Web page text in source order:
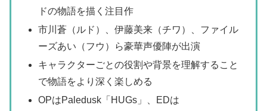
ドの物語を描く注目作
市川蒼（ルド）、伊藤美来（チワ）、ファイル
ーズあい（フウ）ら豪華声優陣が出演
キャラクターごとの役割や背景を理解すること
で物語をより深く楽しめる
OPはPaledusk「HUGs」、EDは